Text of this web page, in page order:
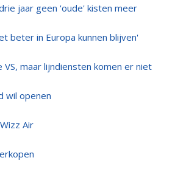
jaar geen 'oude' kisten meer
beter in Europa kunnen blijven'
maar lijndiensten komen er niet
wil openen
Air